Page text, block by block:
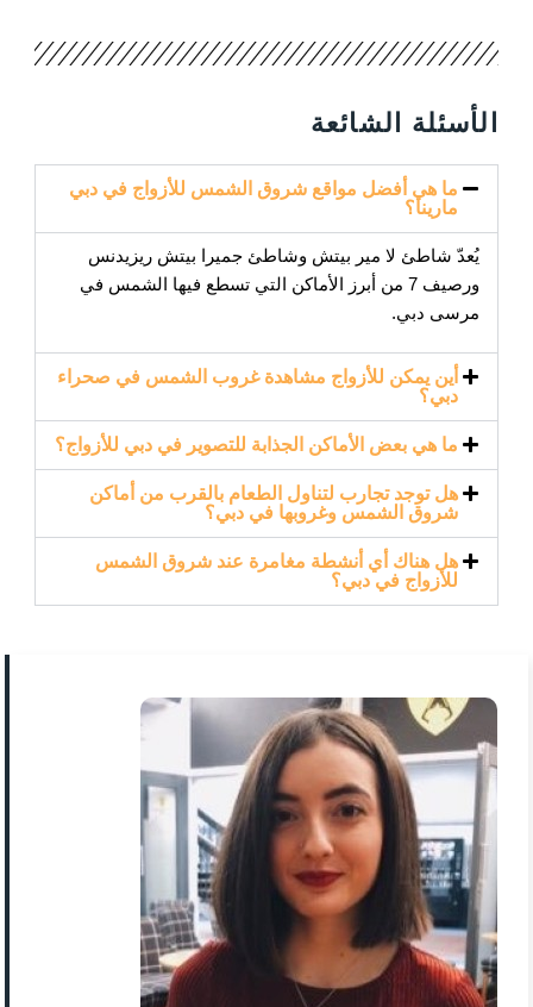
الأسئلة الشائعة
ما هي أفضل مواقع شروق الشمس للأزواج في دبي
مارينا؟
يُعدّ شاطئ لا مير بيتش وشاطئ جميرا بيتش ريزيدنس
ورصيف 7 من أبرز الأماكن التي تسطع فيها الشمس في
مرسى دبي.
أين يمكن للأزواج مشاهدة غروب الشمس في صحراء
دبي؟
ما هي بعض الأماكن الجذابة للتصوير في دبي للأزواج؟
هل توجد تجارب لتناول الطعام بالقرب من أماكن
شروق الشمس وغروبها في دبي؟
هل هناك أي أنشطة مغامرة عند شروق الشمس
للأزواج في دبي؟